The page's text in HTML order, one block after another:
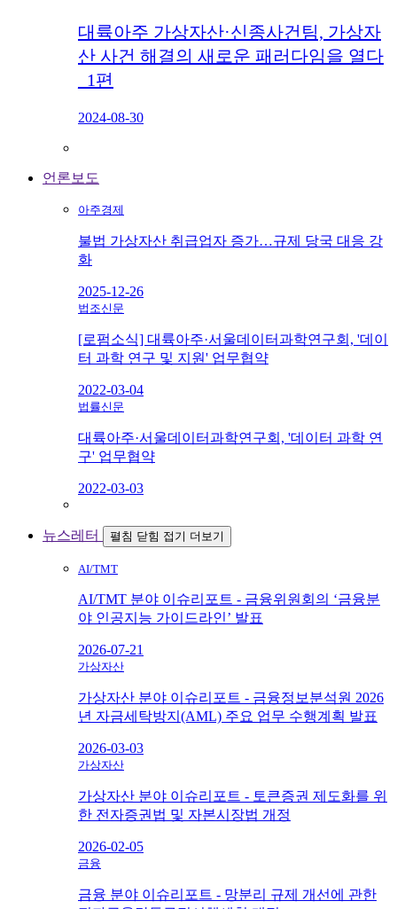
대륙아주 가상자산·신종사건팀, 가상자
산 사건 해결의 새로운 패러다임을 열다
_1편
2024-08-30
언론보도
아주경제
불법 가상자산 취급업자 증가…규제 당국 대응 강
화
2025-12-26
법조신문
[로펌소식] 대륙아주·서울데이터과학연구회, '데이
터 과학 연구 및 지원' 업무협약
2022-03-04
법률신문
대륙아주·서울데이터과학연구회, '데이터 과학 연
구' 업무협약
2022-03-03
뉴스레터 펼침 닫힘 접기 더보기
AI/TMT
AI/TMT 분야 이슈리포트 - 금융위원회의 ‘금융분
야 인공지능 가이드라인’ 발표
2026-07-21
가상자산
가상자산 분야 이슈리포트 - 금융정보분석원 2026
년 자금세탁방지(AML) 주요 업무 수행계획 발표
2026-03-03
가상자산
가상자산 분야 이슈리포트 - 토큰증권 제도화를 위
한 전자증권법 및 자본시장법 개정
2026-02-05
금융
금융 분야 이슈리포트 - 망분리 규제 개선에 관한